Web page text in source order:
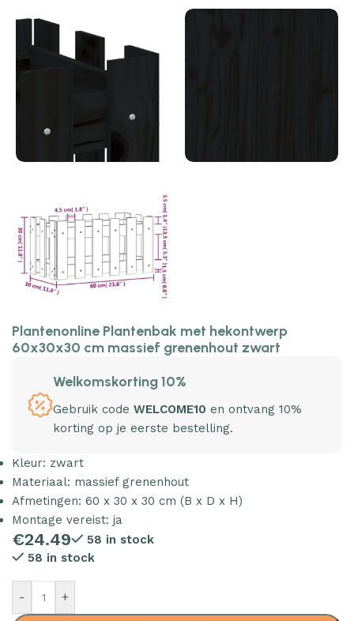
Plantenonline Plantenbak met hekontwerp
60x30x30 cm massief grenenhout zwart
Welkomskorting 10%
Gebruik code WELCOME10 en ontvang 10%
korting op je eerste bestelling.
Kleur: zwart
Materiaal: massief grenenhout
Afmetingen: 60 x 30 x 30 cm (B x D x H)
Montage vereist: ja
€24.49
58 in stock
58 in stock
- +